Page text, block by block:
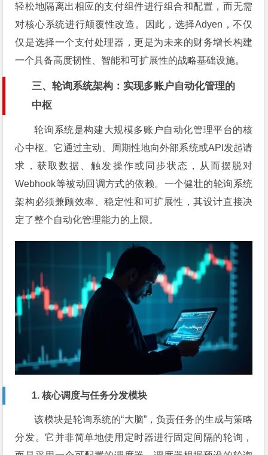
轻松地隔离出相应的支付组件进行组合和配置，而无需
对核心系统进行颠覆性改造。因此，选择Adyen，不仅
仅是选择一个支付处理器，更是为未来的财务增长构建
一个具备高度韧性、智能和可扩展性的战略基础设施。
三、轮询系统架构：实现多账户自动化管理的
中枢
轮询系统是构建大规模多账户自动化管理平台的核
心中枢。它通过主动、周期性地向外部系统或API发起请
求，获取数据、触发操作或同步状态，从而摆脱对
Webhook等被动回调方式的依赖。一个健壮的轮询系统
架构必须兼顾效率、稳定性和可扩展性，其设计直接决
定了整个自动化管理能力的上限。
1. 核心调度与任务分发模块
该模块是轮询系统的“大脑”，负责任务的生成与策略
分发。它并非简单地使用定时器进行固定间隔的轮询，